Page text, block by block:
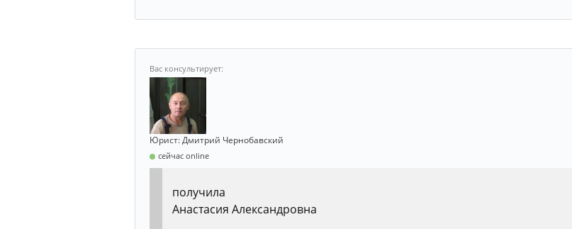
Юрист: Дмитрий Чернобавский
сейчас online
получила
Анастасия Александровна